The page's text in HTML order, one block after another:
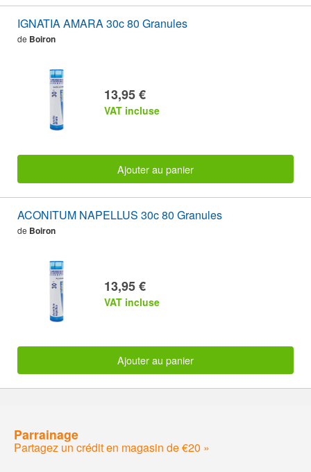
IGNATIA AMARA 30c 80 Granules
de Boiron
13,95 €
VAT incluse
Ajouter au panier
ACONITUM NAPELLUS 30c 80 Granules
de Boiron
13,95 €
VAT incluse
Ajouter au panier
Parrainage
Partagez un crédit en magasin de €20 »